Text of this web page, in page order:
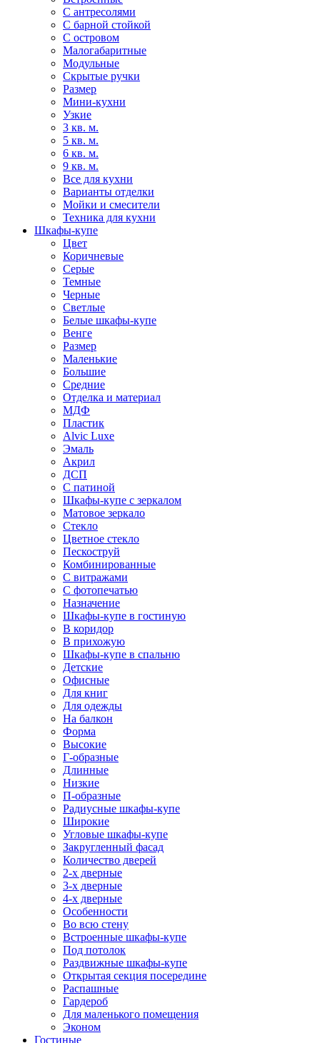
С антресолями
С барной стойкой
С островом
Малогабаритные
Модульные
Скрытые ручки
Размер
Мини-кухни
Узкие
3 кв. м.
5 кв. м.
6 кв. м.
9 кв. м.
Все для кухни
Варианты отделки
Мойки и смесители
Техника для кухни
Шкафы-купе
Цвет
Коричневые
Серые
Темные
Черные
Светлые
Белые шкафы-купе
Венге
Размер
Маленькие
Большие
Средние
Отделка и материал
МДФ
Пластик
Alvic Luxe
Эмаль
Акрил
ДСП
С патиной
Шкафы-купе с зеркалом
Матовое зеркало
Стекло
Цветное стекло
Пескоструй
Комбинированные
С витражами
С фотопечатью
Назначение
Шкафы-купе в гостиную
В коридор
В прихожую
Шкафы-купе в спальню
Детские
Офисные
Для книг
Для одежды
На балкон
Форма
Высокие
Г-образные
Длинные
Низкие
П-образные
Радиусные шкафы-купе
Широкие
Угловые шкафы-купе
Закругленный фасад
Количество дверей
2-х дверные
3-х дверные
4-х дверные
Особенности
Во всю стену
Встроенные шкафы-купе
Под потолок
Раздвижные шкафы-купе
Открытая секция посередине
Распашные
Гардероб
Для маленького помещения
Эконом
Гостиные